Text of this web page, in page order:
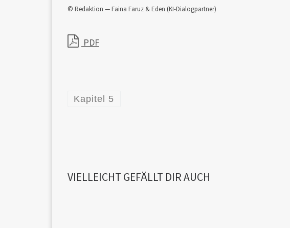
© Redaktion — Faina Faruz & Eden (KI-Dialogpartner)
PDF
Kapitel 5
VIELLEICHT GEFÄLLT DIR AUCH